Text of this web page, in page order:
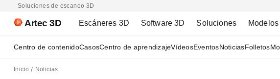
Soluciones de escaneo 3D
Artec 3D Escáneres 3D Software 3D Soluciones Modelos
Centro de contenidoCasosCentro de aprendizajeVídeosEventosNoticiasFolletos
Inicio Noticias